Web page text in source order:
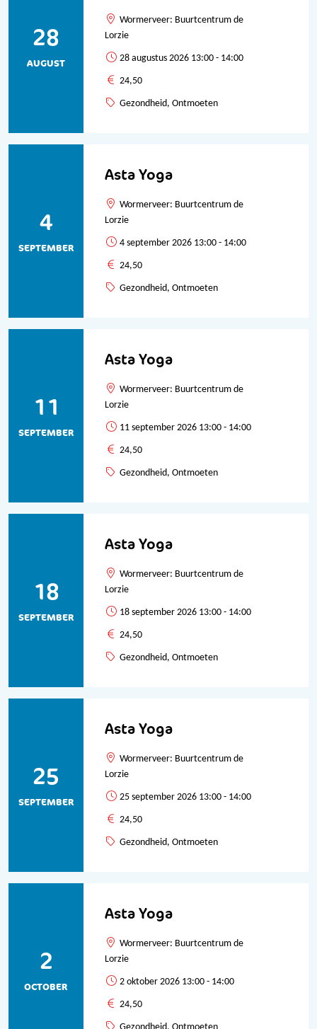
28
AUGUST
Wormerveer: Buurtcentrum de
Lorzie
28 augustus 2026 13:00 - 14:00
24,50
Gezondheid, Ontmoeten
Asta Yoga
4
SEPTEMBER
Wormerveer: Buurtcentrum de
Lorzie
4 september 2026 13:00 - 14:00
24,50
Gezondheid, Ontmoeten
Asta Yoga
11
SEPTEMBER
Wormerveer: Buurtcentrum de
Lorzie
11 september 2026 13:00 - 14:00
24,50
Gezondheid, Ontmoeten
Asta Yoga
18
SEPTEMBER
Wormerveer: Buurtcentrum de
Lorzie
18 september 2026 13:00 - 14:00
24,50
Gezondheid, Ontmoeten
Asta Yoga
25
SEPTEMBER
Wormerveer: Buurtcentrum de
Lorzie
25 september 2026 13:00 - 14:00
24,50
Gezondheid, Ontmoeten
Asta Yoga
2
OCTOBER
Wormerveer: Buurtcentrum de
Lorzie
2 oktober 2026 13:00 - 14:00
24,50